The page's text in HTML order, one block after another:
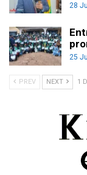
28
25
PREV NEXT 1